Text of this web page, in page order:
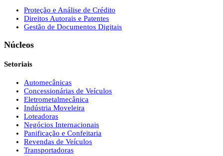
Proteção e Análise de Crédito
Direitos Autorais e Patentes
Gestão de Documentos Digitais
Núcleos
Setoriais
Automecânicas
Concessionárias de Veículos
Eletrometalmecânica
Indústria Moveleira
Loteadoras
Negócios Internacionais
Panificação e Confeitaria
Revendas de Veículos
Transportadoras